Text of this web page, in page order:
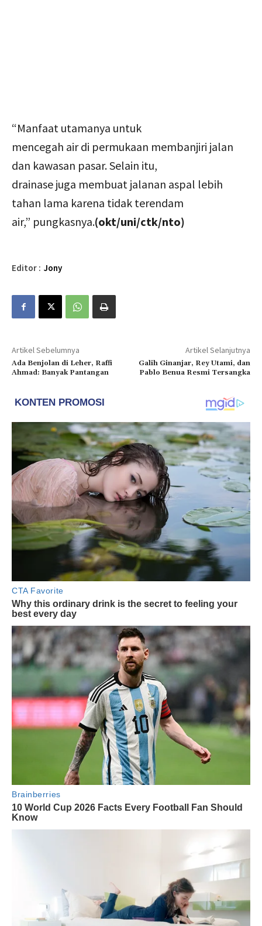
“Manfaat utamanya untuk
mencegah air di permukaan membanjiri jalan
dan kawasan pasar. Selain itu,
drainase juga membuat jalanan aspal lebih
tahan lama karena tidak terendam
air,” pungkasnya.(okt/uni/ctk/nto)
Editor : Jony
Artikel Sebelumnya
Ada Benjolan di Leher, Raffi
Ahmad: Banyak Pantangan
Artikel Selanjutnya
Galih Ginanjar, Rey Utami, dan
Pablo Benua Resmi Tersangka